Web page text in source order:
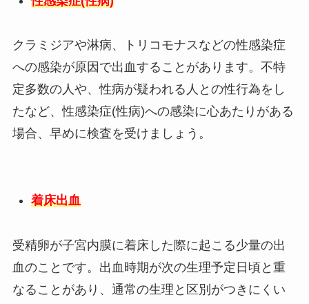
クラミジアや淋病、トリコモナスなどの性感染症
への感染が原因で出血することがあります。不特
定多数の人や、性病が疑われる人との性行為をし
たなど、性感染症(性病)への感染に心あたりがある
場合、早めに検査を受けましょう。
着床出血
受精卵が子宮内膜に着床した際に起こる少量の出
血のことです。出血時期が次の生理予定日頃と重
なることがあり、通常の生理と区別がつきにくい